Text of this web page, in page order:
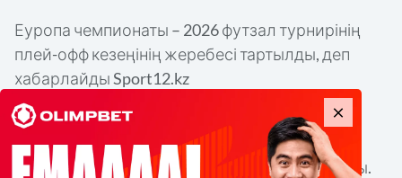
Еуропа чемпионаты – 2026 футзал турнирінің
плей-офф кезеңінің жеребесі тартылды, деп
хабарлайды Sport12.kz
Қазақстан құрамасы ф
иналдық кезеңге
жолдама алу үшін, Еуропаның екі дүркін
чемпионы Италия құрамасымен бақ сынайды.